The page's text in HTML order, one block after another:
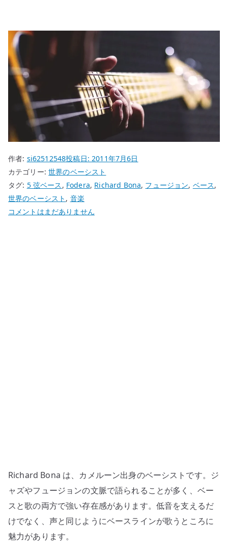
作者: si62512548投稿日:2011年7月6日
カテゴリー:世界のベーシスト
タグ: 5 弦ベース , Fodera, Richard Bona, フュージョン, ベース,
世界のベーシスト , 音楽
世
ル
ー
ン
出
の
コメントはまだありません
Richard Bona は、カメルーン出身のベーシストです。ジ
ャズやフュージョンの文脈で語られることが多く、ベー
スと歌の両方で強い存在感があります。低音を支えるだ
けでなく、声と同じようにベースラインが歌うところに
魅力があります。